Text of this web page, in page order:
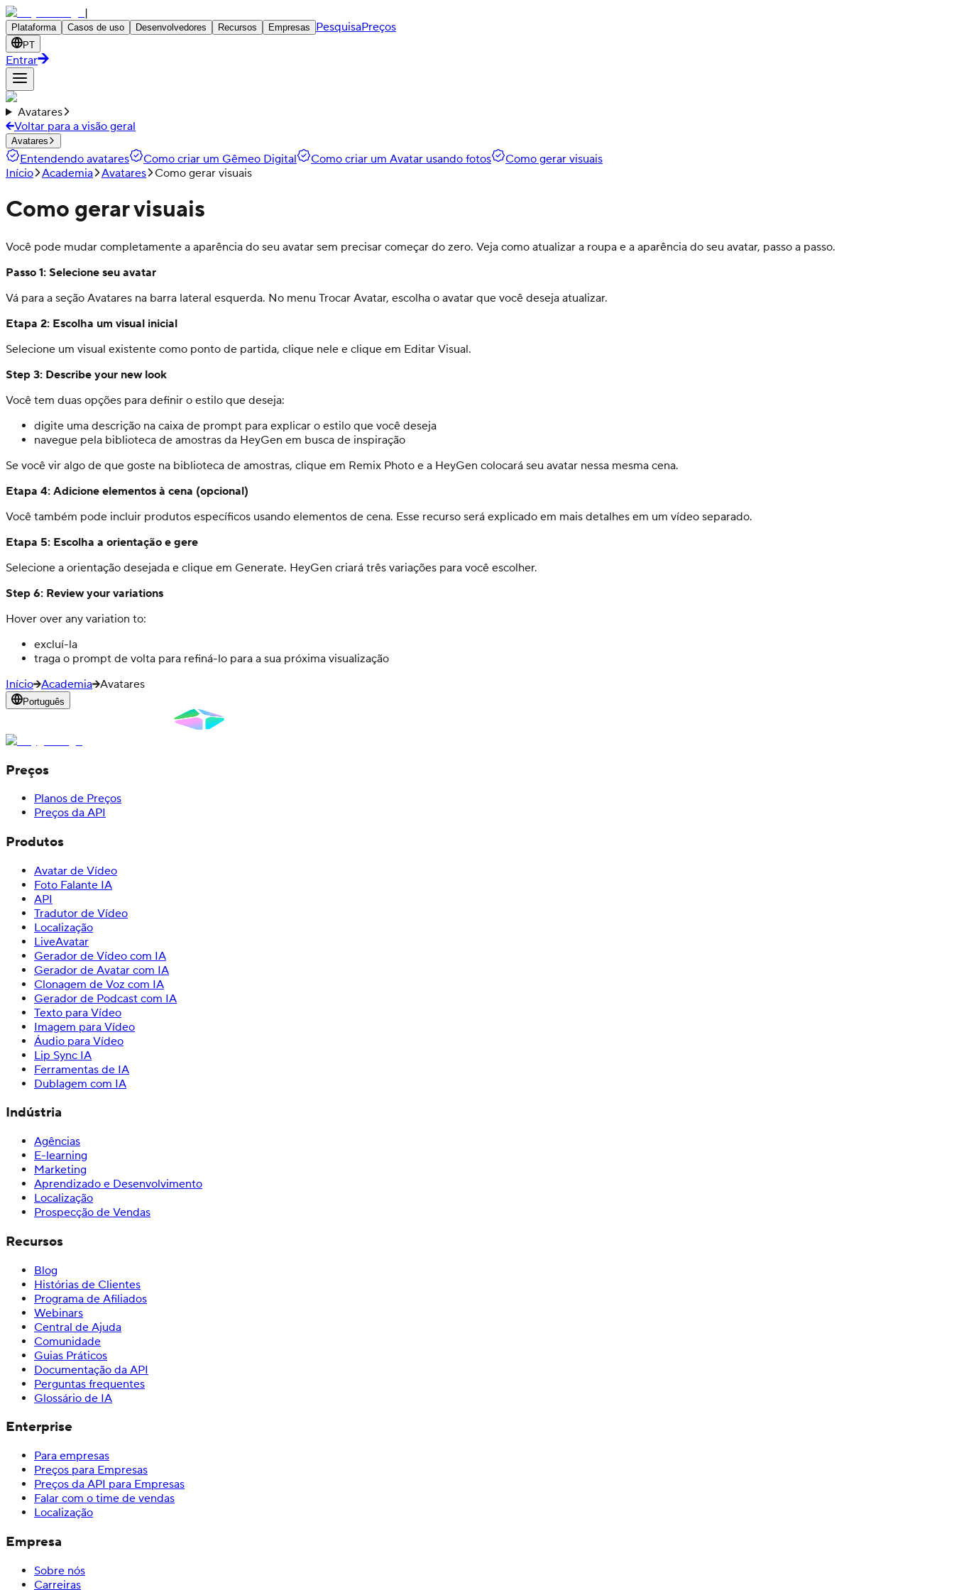
|
Plataforma Casos de uso Desenvolvedores Recursos Empresas PesquisaPreços
PT
Entrar
Avatares
Voltar para a visão geral
Avatares
Entendendo avatares Como criar um Gêmeo Digital Como criar um Avatar usando fotos
Como gerar visuais
Início Academia Avatares Como gerar visuais
Como gerar visuais
Você pode mudar completamente a aparência do seu avatar sem precisar começar do zero. Veja como atualizar a roupa e a aparência do seu avatar, passo a passo.
Passo 1: Selecione seu avatar
Vá para a seção Avatares na barra lateral esquerda. No menu Trocar Avatar, escolha o avatar que você deseja atualizar.
Etapa 2: Escolha um visual inicial
Selecione um visual existente como ponto de partida, clique nele e clique em Editar Visual.
Step 3: Describe your new look
Você tem duas opções para definir o estilo que deseja:
digite uma descrição na caixa de prompt para explicar o estilo que você deseja
navegue pela biblioteca de amostras da HeyGen em busca de inspiração
Se você vir algo de que goste na biblioteca de amostras, clique em Remix Photo e a HeyGen colocará seu avatar nessa mesma cena.
Etapa 4: Adicione elementos à cena (opcional)
Você também pode incluir produtos específicos usando elementos de cena. Esse recurso será explicado em mais detalhes em um vídeo separado.
Etapa 5: Escolha a orientação e gere
Selecione a orientação desejada e clique em Generate. HeyGen criará três variações para você escolher.
Step 6: Review your variations
Hover over any variation to:
excluí-la
traga o prompt de volta para refiná-lo para a sua próxima visualização
Início Academia Avatares
Português
Preços
Planos de Preços
Preços da API
Produtos
Avatar de Vídeo
Foto Falante IA
API
Tradutor de Vídeo
Localização
LiveAvatar
Gerador de Vídeo com IA
Gerador de Avatar com IA
Clonagem de Voz com IA
Gerador de Podcast com IA
Texto para Vídeo
Imagem para Vídeo
Áudio para Vídeo
Lip Sync IA
Ferramentas de IA
Dublagem com IA
Indústria
Agências
E-learning
Marketing
Aprendizado e Desenvolvimento
Localização
Prospecção de Vendas
Recursos
Blog
Histórias de Clientes
Programa de Afiliados
Webinars
Central de Ajuda
Comunidade
Guias Práticos
Documentação da API
Perguntas frequentes
Glossário de IA
Enterprise
Para empresas
Preços para Empresas
Preços da API para Empresas
Falar com o time de vendas
Localização
Empresa
Sobre nós
Carreiras